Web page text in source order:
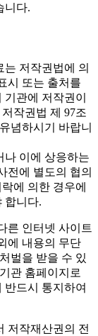
니다.
저작권법에 의
시 또는 출처를
관에 저작권이
작권법 제 97조
념하시기 바랍니
나 이에 상응하는
전에 별도의 협의
에 의한 경우에
합니다.
른 인터넷 사이트
에 내용의 무단
벌을 받을 수 있
관 홈페이지로
반드시 통지하여
저작재산권의 전